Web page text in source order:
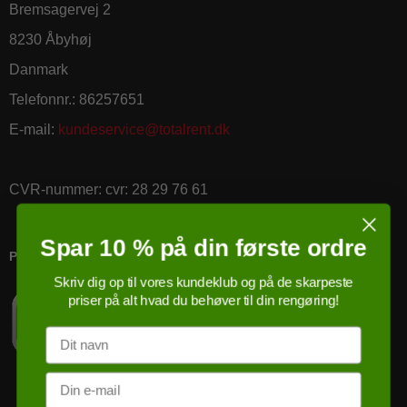
Bremsagervej 2
8230 Åbyhøj
Danmark
Telefonnr.: 86257651
E-mail : kundeservice@totalrent.dk
CVR-nummer: cvr: 28 29 76 61
PRICERUNNER KØBSGARANTI
Spar 10 % på din første ordre
Skriv dig op til vores kundeklub og på de skarpeste
priser på alt hvad du behøver til din rengøring!
Navn
Email